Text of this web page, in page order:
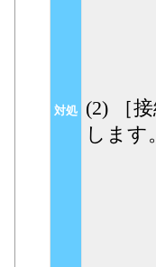
対処
(2) ［
します。